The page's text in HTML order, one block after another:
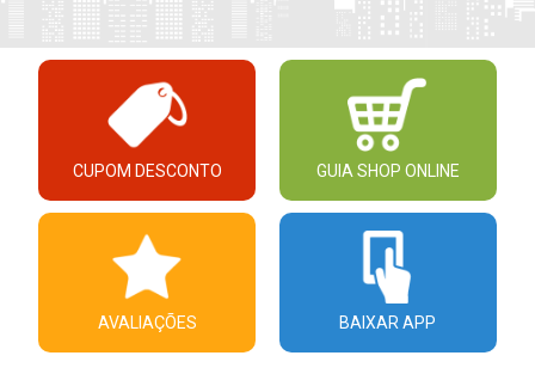
CUPOM DESCONTO GUIA SHOP ONLINE
AVALIAÇÕES BAIXAR APP